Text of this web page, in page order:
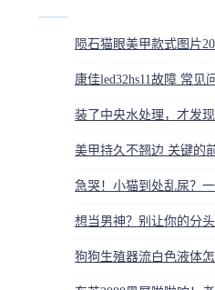
陨石猫眼美甲款式图片
美甲持久不翘边 关键的